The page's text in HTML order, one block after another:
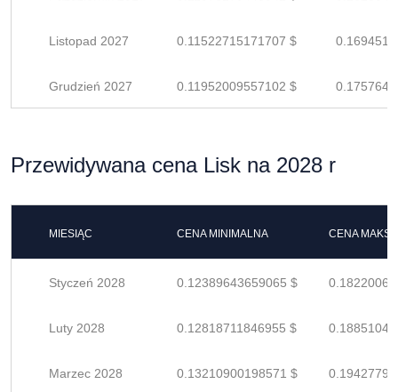
Listopad 2027 0.11522715171707 $
Grudzień 2027 0.11952009557102 $
Przewidywana cena Lisk na 2028 r
MIESIĄC CENA MINIMALNA CENA
Styczeń 2028 0.12389643659065 $
Luty 2028 0.12818711846955 $
Marzec 2028 0.13210900198571 $